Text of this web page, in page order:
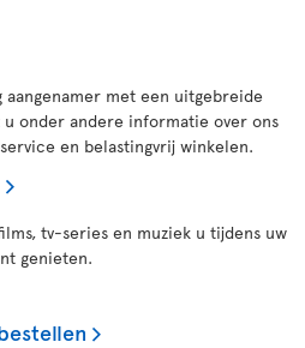
aangenamer met een uitgebreide
onder andere informatie over ons
en belastingvrij winkelen.
tv-series en muziek u tijdens uw
genieten.